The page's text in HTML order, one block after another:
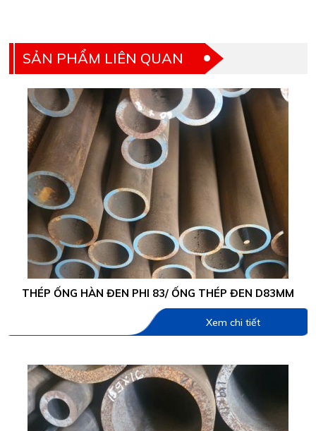
SẢN PHẨM LIÊN QUAN
THÉP ỐNG HÀN ĐEN PHI 83/ ỐNG THÉP ĐEN D83MM
Xem chi tiết